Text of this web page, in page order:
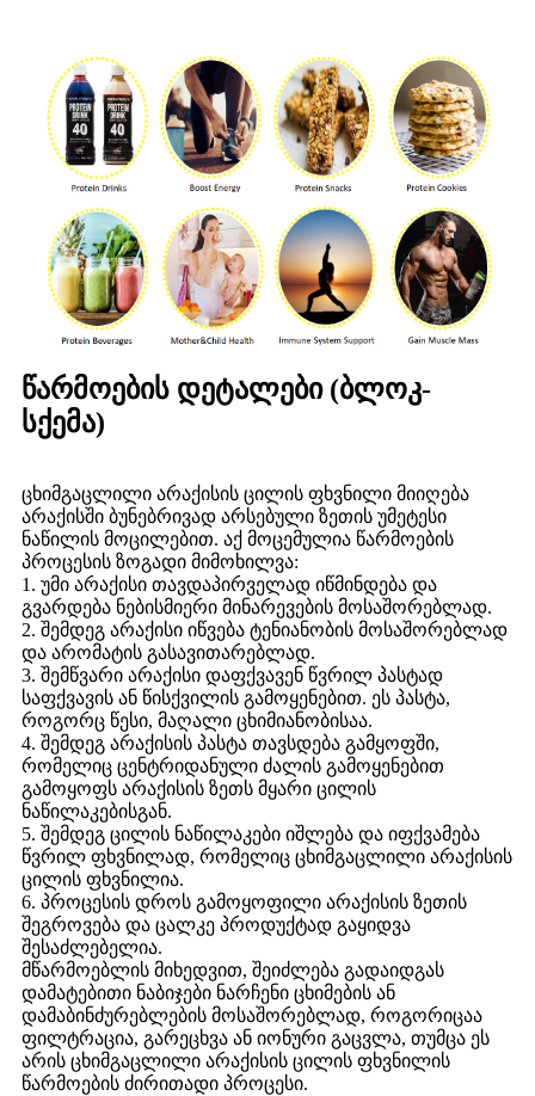
წარმოების დეტალები (ბლოკ-
სქემა)
ცხიმგაცლილი არაქისის ცილის ფხვნილი მიიღება
არაქისში ბუნებრივად არსებული ზეთის უმეტესი
ნაწილის მოცილებით. აქ მოცემულია წარმოების
პროცესის ზოგადი მიმოხილვა:
1. უმი არაქისი თავდაპირველად იწმინდება და
გვარდება ნებისმიერი მინარევების მოსაშორებლად.
2. შემდეგ არაქისი იწვება ტენიანობის მოსაშორებლად
და არომატის გასავითარებლად.
3. შემწვარი არაქისი დაფქვავენ წვრილ პასტად
საფქვავის ან წისქვილის გამოყენებით. ეს პასტა,
როგორც წესი, მაღალი ცხიმიანობისაა.
4. შემდეგ არაქისის პასტა თავსდება გამყოფში,
რომელიც ცენტრიდანული ძალის გამოყენებით
გამოყოფს არაქისის ზეთს მყარი ცილის
ნაწილაკებისგან.
5. შემდეგ ცილის ნაწილაკები იშლება და იფქვამება
წვრილ ფხვნილად, რომელიც ცხიმგაცლილი არაქისის
ცილის ფხვნილია.
6. პროცესის დროს გამოყოფილი არაქისის ზეთის
შეგროვება და ცალკე პროდუქტად გაყიდვა
შესაძლებელია.
მწარმოებლის მიხედვით, შეიძლება გადაიდგას
დამატებითი ნაბიჯები ნარჩენი ცხიმების ან
დამაბინძურებლების მოსაშორებლად, როგორიცაა
ფილტრაცია, გარეცხვა ან იონური გაცვლა, თუმცა ეს
არის ცხიმგაცლილი არაქისის ცილის ფხვნილის
წარმოების ძირითადი პროცესი.